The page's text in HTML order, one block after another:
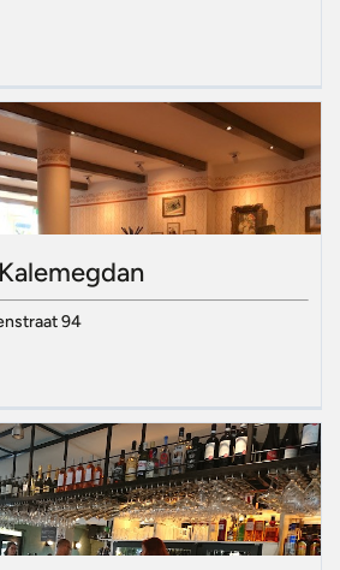
Kalemegdan
94